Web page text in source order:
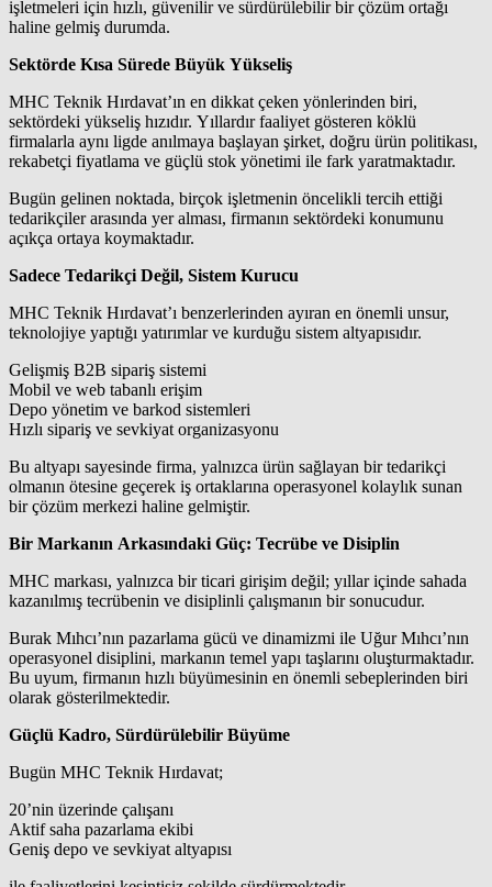
işletmeleri için hızlı, güvenilir ve sürdürülebilir bir çözüm ortağı
haline gelmiş durumda.
Sektörde Kısa Sürede Büyük Yükseliş
MHC Teknik Hırdavat’ın en dikkat çeken yönlerinden biri,
sektördeki yükseliş hızıdır. Yıllardır faaliyet gösteren köklü
firmalarla aynı ligde anılmaya başlayan şirket, doğru ürün politikası,
rekabetçi fiyatlama ve güçlü stok yönetimi ile fark yaratmaktadır.
Bugün gelinen noktada, birçok işletmenin öncelikli tercih ettiği
tedarikçiler arasında yer alması, firmanın sektördeki konumunu
açıkça ortaya koymaktadır.
Sadece Tedarikçi Değil, Sistem Kurucu
MHC Teknik Hırdavat’ı benzerlerinden ayıran en önemli unsur,
teknolojiye yaptığı yatırımlar ve kurduğu sistem altyapısıdır.
Gelişmiş B2B sipariş sistemi
Mobil ve web tabanlı erişim
Depo yönetim ve barkod sistemleri
Hızlı sipariş ve sevkiyat organizasyonu
Bu altyapı sayesinde firma, yalnızca ürün sağlayan bir tedarikçi
olmanın ötesine geçerek iş ortaklarına operasyonel kolaylık sunan
bir çözüm merkezi haline gelmiştir.
Bir Markanın Arkasındaki Güç: Tecrübe ve Disiplin
MHC markası, yalnızca bir ticari girişim değil; yıllar içinde sahada
kazanılmış tecrübenin ve disiplinli çalışmanın bir sonucudur.
Burak Mıhcı’nın pazarlama gücü ve dinamizmi ile Uğur Mıhcı’nın
operasyonel disiplini, markanın temel yapı taşlarını oluşturmaktadır.
Bu uyum, firmanın hızlı büyümesinin en önemli sebeplerinden biri
olarak gösterilmektedir.
Güçlü Kadro, Sürdürülebilir Büyüme
Bugün MHC Teknik Hırdavat;
20’nin üzerinde çalışanı
Aktif saha pazarlama ekibi
Geniş depo ve sevkiyat altyapısı